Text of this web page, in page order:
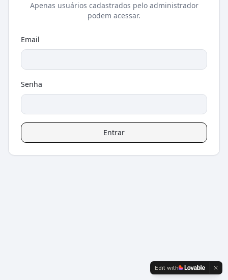
Apenas usuários cadastrados pelo administrador
podem acessar.
Email
Senha
Entrar
Edit with